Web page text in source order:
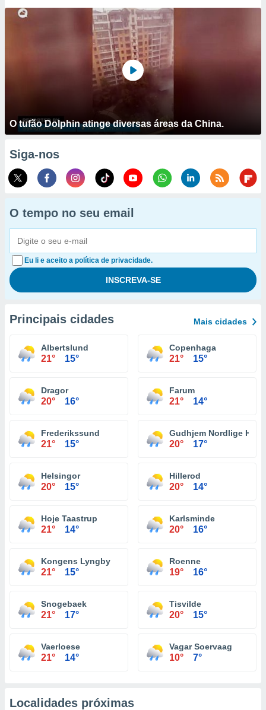
O tufão Dolphin atinge diversas áreas da China.
Siga-nos
O tempo no seu email
Eu li e aceito a política de privacidade.
Principais cidades Mais cidades
Albertslund
21° 15°
Copenhaga
21° 15°
Dragor
20° 16°
Farum
21° 14°
Frederikssund
21° 15°
Gudhjem Nordlige Havn
20° 17°
Helsingor
20° 15°
Hillerod
20° 14°
Hoje Taastrup
21° 14°
Karlsminde
20° 16°
Kongens Lyngby
21° 15°
Roenne
19° 16°
Snogebaek
21° 17°
Tisvilde
20° 15°
Vaerloese
21° 14°
Vagar Soervaag
10° 7°
Localidades próximas